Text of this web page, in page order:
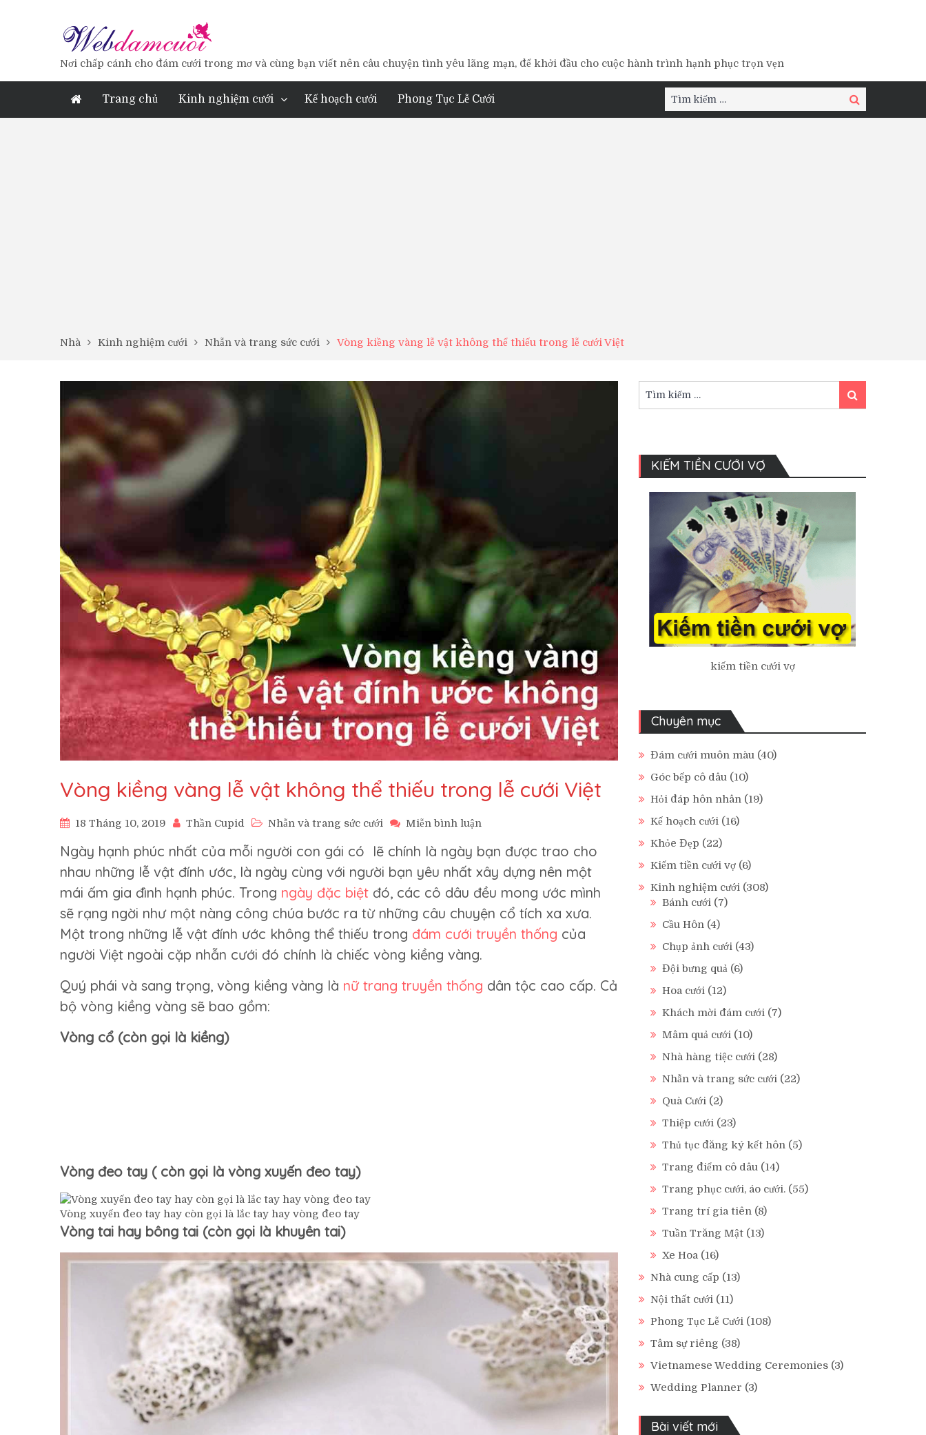
Nơi chấp cánh cho đám cưới trong mơ và cùng bạn viết nên câu chuyện tình yêu lãng mạn, để khởi đầu cho cuộc hành trình hạnh phục trọn vẹn
Trang chủ Kinh nghiệm cưới Kế hoạch cưới Phong Tục Lễ Cưới
Tìm
kiếm:
Tìm
kiếm
Nhà Kinh nghiệm cưới Nhẫn và trang sức cưới Vòng kiềng vàng lễ vật không thể thiếu trong lễ cưới Việt
Vòng kiềng vàng lễ vật không thể thiếu trong lễ cưới Việt
18 Tháng 10, 2019 Thần Cupid Nhẫn và trang sức cưới Miễn bình luận
kiềng
vàng
lễ
vật
không
thể
thiếu
cưới
Việt
Ngày hạnh phúc nhất của mỗi người con gái có lẽ chính là ngày bạn được trao cho
nhau những lễ vật đính ước, là ngày cùng với người bạn yêu nhất xây dựng nên một
mái ấm gia đình hạnh phúc. Trong ngày đặc biệt đó, các cô dâu đều mong ước mình
sẽ rạng ngời như một nàng công chúa bước ra từ những câu chuyện cổ tích xa xưa.
Một trong những lễ vật đính ước không thể thiếu trong đám cưới truyền thống của
người Việt ngoài cặp nhẫn cưới đó chính là chiếc vòng kiềng vàng.
Quý phái và sang trọng, vòng kiềng vàng là nữ trang truyền thống dân tộc cao cấp. Cả
bộ vòng kiềng vàng sẽ bao gồm:
Vòng cổ (còn gọi là kiềng)
Vòng đeo tay ( còn gọi là vòng xuyến đeo tay)
Vòng xuyến đeo tay hay còn gọi là lắc tay hay vòng đeo tay
Vòng tai hay bông tai (còn gọi là khuyên tai)
kiếm:
Tìm
kiếm
KIẾM TIỀN CƯỚI VỢ
kiếm tiền cưới vợ
Chuyên mục
Đám cưới muôn màu (40)
Góc bếp cô dâu (10)
Hỏi đáp hôn nhân (19)
Kế hoạch cưới (16)
Khỏe Đẹp (22)
Kiếm tiền cưới vợ (6)
Kinh nghiệm cưới (308)
Bánh cưới (7)
Cầu Hôn (4)
Chụp ảnh cưới (43)
Đội bưng quả (6)
Hoa cưới (12)
Khách mời đám cưới (7)
Mâm quả cưới (10)
Nhà hàng tiệc cưới (28)
Nhẫn và trang sức cưới (22)
Quà Cưới (2)
Thiệp cưới (23)
Thủ tục đăng ký kết hôn (5)
Trang điểm cô dâu (14)
Trang phục cưới, áo cưới. (55)
Trang trí gia tiên (8)
Tuần Trăng Mật (13)
Xe Hoa (16)
Nhà cung cấp (13)
Nội thất cưới (11)
Phong Tục Lễ Cưới (108)
Tâm sự riêng (38)
Vietnamese Wedding Ceremonies (3)
Wedding Planner (3)
Bài viết mới